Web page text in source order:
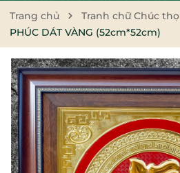
Trang chủ Tranh chữ Chúc thọ
PHÚC DÁT VÀNG (52cm*52cm)